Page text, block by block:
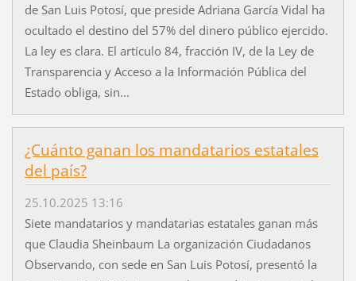
de San Luis Potosí, que preside Adriana García Vidal ha
ocultado el destino del 57% del dinero público ejercido.
La ley es clara. El artículo 84, fracción IV, de la Ley de
Transparencia y Acceso a la Información Pública del
Estado obliga, sin...
¿Cuánto ganan los mandatarios estatales
del país?
25.10.2025 13:16
Siete mandatarios y mandatarias estatales ganan más
que Claudia Sheinbaum La organización Ciudadanos
Observando, con sede en San Luis Potosí, presentó la